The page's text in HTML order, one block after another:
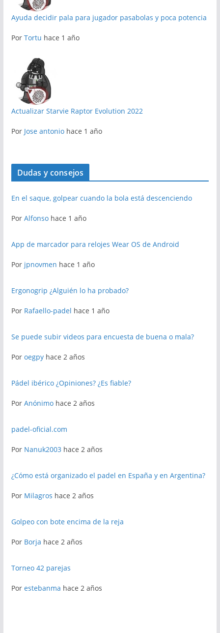
Ayuda decidir pala para jugador pasabolas y poca potencia
Por Tortu hace 1 año
Actualizar Starvie Raptor Evolution 2022
Por Jose antonio hace 1 año
Dudas y consejos
En el saque, golpear cuando la bola está descenciendo
Por Alfonso hace 1 año
App de marcador para relojes Wear OS de Android
Por jpnovmen hace 1 año
Ergonogrip ¿Alguién lo ha probado?
Por Rafaello-padel hace 1 año
Se puede subir videos para encuesta de buena o mala?
Por oegpy hace 2 años
Pádel ibérico ¿Opiniones? ¿Es fiable?
Por Anónimo hace 2 años
padel-oficial.com
Por Nanuk2003 hace 2 años
¿Cómo está organizado el padel en España y en Argentina?
Por Milagros hace 2 años
Golpeo con bote encima de la reja
Por Borja hace 2 años
Torneo 42 parejas
Por estebanma hace 2 años